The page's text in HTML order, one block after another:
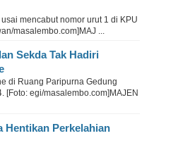
mencabut nomor urut 1 di KPU
masalembo.com]MAJ ...
Sekda Tak Hadiri
di Ruang Paripurna Gedung
[Foto: egi/masalembo.com]MAJEN
Hentikan Perkelahian